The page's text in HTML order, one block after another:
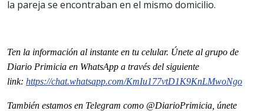
la pareja se encontraban en el mismo domicilio.
Ten la información al instante en tu celular. Únete al grupo de
Diario Primicia en WhatsApp a través del siguiente
link: https://chat.whatsapp.com/KmIu177vtD1K9KnLMwoNgo
También estamos en Telegram como @DiarioPrimicia, únete